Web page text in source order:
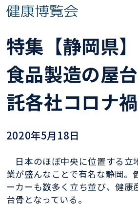
特集【静岡県
食品製造の屋
託各社コロナ
2020年5月18日
日本のほぼ中央に位置する立
業が盛んなことで有名な静岡。
ーカーも数多く立ち並び、健康
台骨となっている。